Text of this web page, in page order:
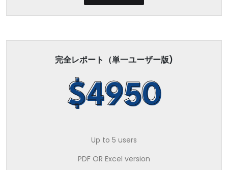
完全レポート（単一ユーザー版)
$4950
Up to 5 users
PDF OR Excel version